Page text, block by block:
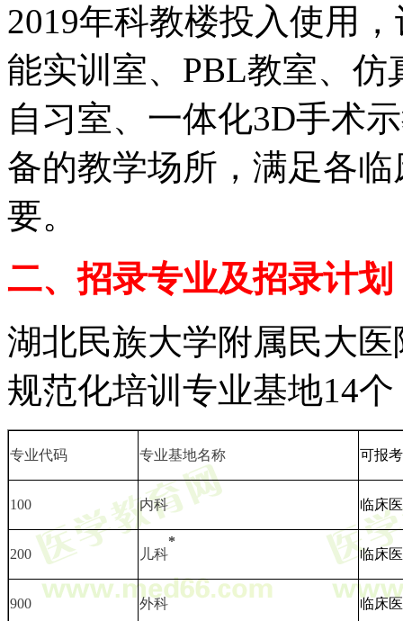
2019年科教楼投入使用
能实训室、PBL教室、
自习室、一体化3D手术
备的教学场所，满足各
要。
二、招录专业及招录计划
湖北民族大学附属民大
规范化培训专业基地14个
专业代码 专业基地名称 可报
100 内科 临床
200 儿科
*
临床
900 外科 临床